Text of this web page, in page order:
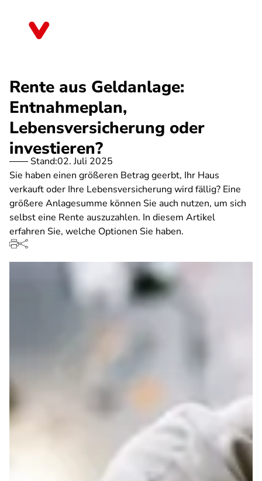
Rente aus Geldanlage:
Entnahmeplan,
Lebensversicherung oder
investieren?
Stand:02. Juli 2025
Sie haben einen größeren Betrag geerbt, Ihr Haus
verkauft oder Ihre Lebensversicherung wird fällig? Eine
größere Anlagesumme können Sie auch nutzen, um sich
selbst eine Rente auszuzahlen. In diesem Artikel
erfahren Sie, welche Optionen Sie haben.